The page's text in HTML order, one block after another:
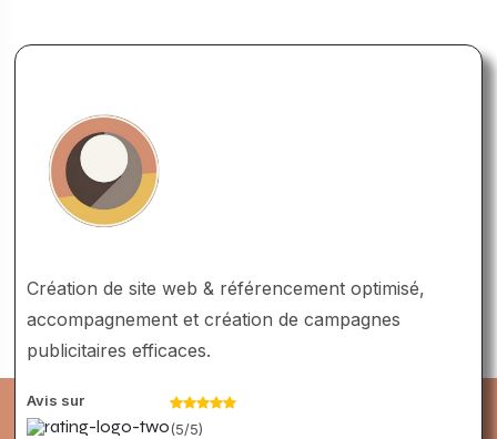
Création de site web & référencement optimisé,
accompagnement et création de campagnes
publicitaires efficaces.
Avis sur
(5/5)